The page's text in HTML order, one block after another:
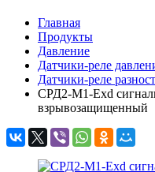
Главная
Продукты
Давление
Датчики-реле
Датчики-реле
СРД2-М1-Exd
взрывозащищенный